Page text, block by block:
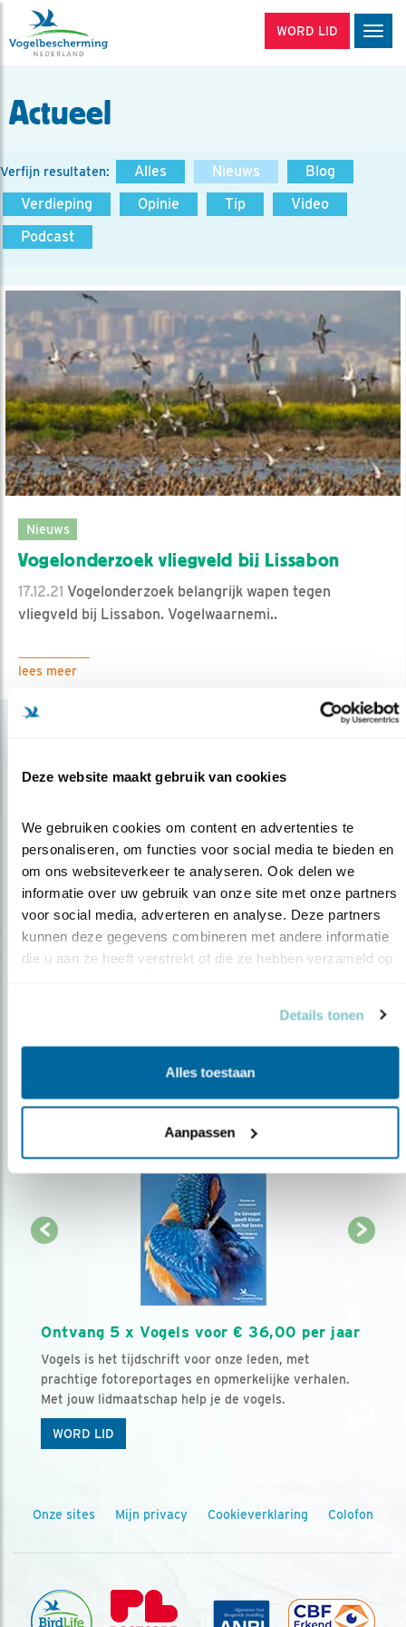
Deze website maakt gebruik van cookies
We gebruiken cookies om content en advertenties te
personaliseren, om functies voor social media te bieden en
om ons websiteverkeer te analyseren. Ook delen we
informatie over uw gebruik van onze site met onze partners
voor social media, adverteren en analyse. Deze partners
kunnen deze gegevens combineren met andere informatie
die u aan ze heeft verstrekt of die ze hebben verzameld op
Details tonen
Alles toestaan
Aanpassen
WORD LID
Actueel
Verfijn resultaten: Alles Nieuws
Blog
Verdieping
Opinie Tip
Video
Podcast
Nieuws
Vogelonderzoek vliegveld bij Lissabon
17.12.21 Vogelonderzoek belangrijk wapen tegen
vliegveld bij Lissabon. Vogelwaarnemi..
lees meer
Op de hoogte blijven?
over vogels en activiteiten van Vogelbescherming.
AANMELDEN VOGELNIEUWS
Ontvang 5 x Vogels voor € 36,00 per jaar
Vogels is het tijdschrift voor onze leden, met
prachtige fotoreportages en opmerkelijke verhalen.
Met jouw lidmaatschap help je de vogels.
WORD LID
Onze sites Mijn privacy Cookieverklaring Colofon